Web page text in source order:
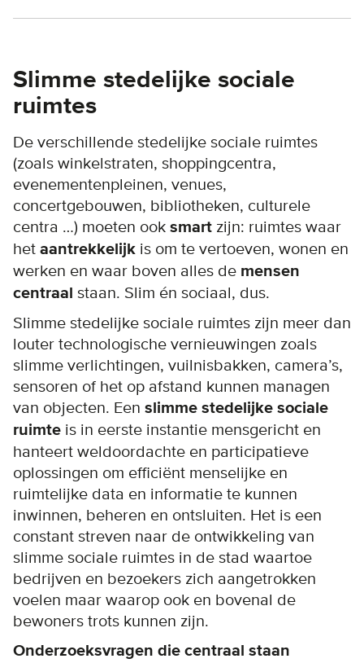
Slimme stedelijke sociale
ruimtes
De verschillende stedelijke sociale ruimtes
(zoals winkelstraten, shoppingcentra,
evenementenpleinen, venues,
concertgebouwen, bibliotheken, culturele
centra …) moeten ook smart zijn: ruimtes waar
het aantrekkelijk is om te vertoeven, wonen en
werken en waar boven alles de mensen
centraal staan. Slim én sociaal, dus.
Slimme stedelijke sociale ruimtes zijn meer dan
louter technologische vernieuwingen zoals
slimme verlichtingen, vuilnisbakken, camera’s,
sensoren of het op afstand kunnen managen
van objecten. Een slimme stedelijke sociale
ruimte is in eerste instantie mensgericht en
hanteert weldoordachte en participatieve
oplossingen om efficiënt menselijke en
ruimtelijke data en informatie te kunnen
inwinnen, beheren en ontsluiten. Het is een
constant streven naar de ontwikkeling van
slimme sociale ruimtes in de stad waartoe
bedrijven en bezoekers zich aangetrokken
voelen maar waarop ook en bovenal de
bewoners trots kunnen zijn.
Onderzoeksvragen die centraal staan